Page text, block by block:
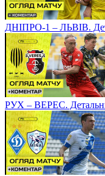
ДНІПРО-1 – ЛЬВІВ.
РУХ – ВЕРЕС.